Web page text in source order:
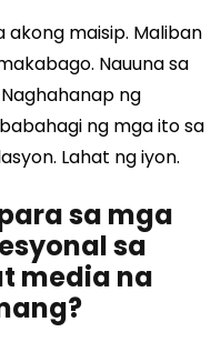
maisip. Maliban
Nauuna sa
ng
ng mga ito sa
Lahat ng iyon.
sa mga
sa
media na